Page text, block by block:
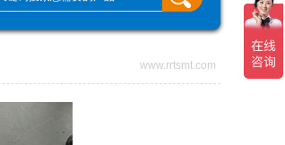
www.rrtsmt.com